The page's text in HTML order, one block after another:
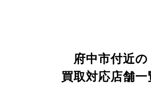
府中市付近の
買取対応店舗一